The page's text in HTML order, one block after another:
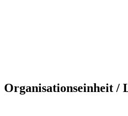
Organisationseinheit /